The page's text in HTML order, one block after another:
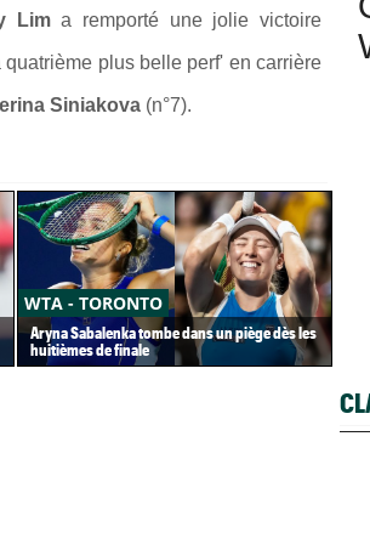
Lima remporté une jolie victoire
plus belle perf' en carrière
Siniakova (n°7).
WTA - TORONTO
Aryna Sabalenka tombe dans un piège dès les
huitièmes de finale